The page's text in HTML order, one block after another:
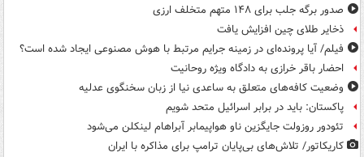
صدور برگه جلب برای ۱۴۸ متهم متخلف ارزی
ذخایر طلای چین افزایش یافت
فیلم/ آیا پرونده‌ای در زمینه جرایم مرتبط با هوش مصنوعی ایجاد شده است؟
احضار باقر خرازی به دادگاه ویژه روحانیت
وضعیت کافه‌های متعلق به ساعدی نیا از زبان سخنگوی عدلیه
پاکستان: باید در برابر اسرائیل متحد شویم
تئودور روزولت جایگزین ناو هواپیمابر آبراهام لینکلن می‌شود
کاریکاتور/ تلاش‌های بی‌پایان ترامپ برای مذاکره با ایران